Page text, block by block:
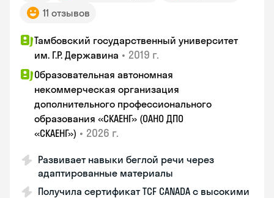
11 отзывов
Тамбовский государственный университет
им. Г.Р. Державина • 2019 г.
Образовательная автономная
некоммерческая организация
дополнительного профессионального
образования «СКАЕНГ» (ОАНО ДПО
«СКАЕНГ») • 2026 г.
Развивает навыки беглой речи через
адаптированные материалы
Получила сертификат TCF CANADA с высокими